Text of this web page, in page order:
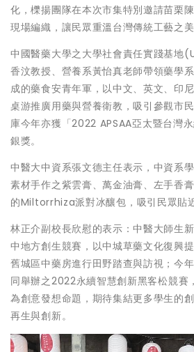
化，櫟揚團隊在本次市集特別邀請苗栗
現場編織，讓民眾重溫台灣傳統工藝之美
中國醫藥大學之大學社會責任實踐基地
香汶教授、營養系黃怡真老師帶領藥學
成的藥食安青年軍，以中文、英文、印
桌游推廣用藥與營養衛教，吸引參觀市
庫今年亦獲「2022 APSAA亞太暨台灣
銀獎。
中醫大中資系張文德主任表示，中資系
素材手作之紫雲膏、萬金油膏、左手香
的Miltorrhiza派對冰釀包，吸引民眾貼
林正介副校長欣慰的表示：中醫大師生
中地方創生競賽，以中城草藥文化復興
舊城區中藥房進行田野踏查與訪視；今
同舉辦之2022永續智慧創新黑客松競賽
為創意發想命題，期待集結更多學生的
再生與創新。